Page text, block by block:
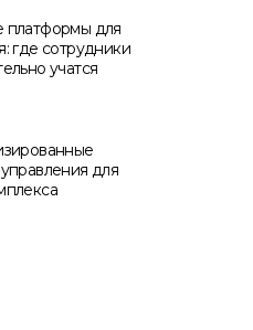
для
где сотрудники
учатся
для